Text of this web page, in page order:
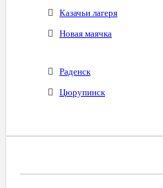
Казачьи лагеря
Новая маячка
Раденск
Цюрупинск